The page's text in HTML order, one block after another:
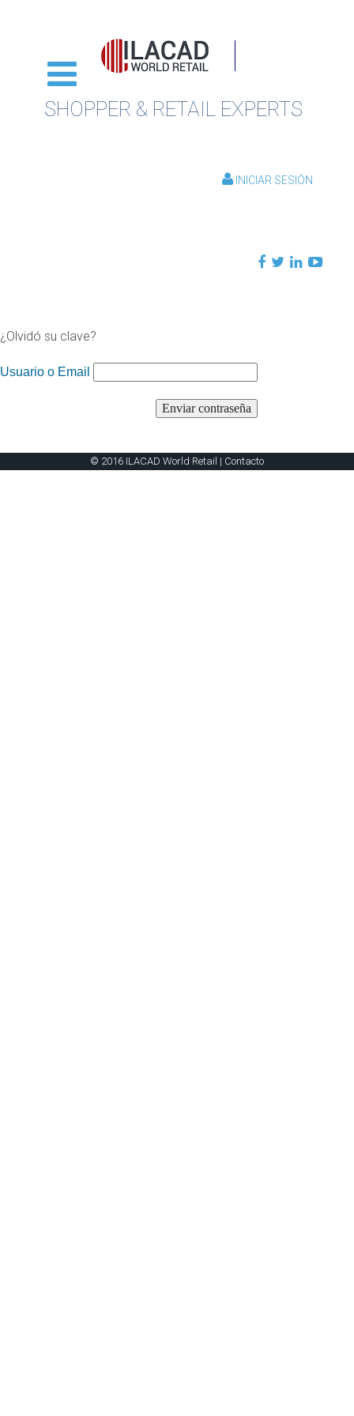
SHOPPER & RETAIL EXPERTS
INICIAR SESIÓN
¿Olvidó su clave?
Usuario o Email
© 2016 ILACAD World Retail | Contacto